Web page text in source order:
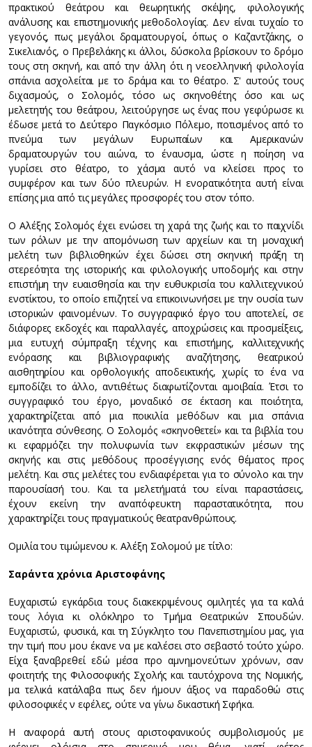
πρακτικού θεάτρου και θεωρητικής σκέψης, φιλολογικής
ανάλυσης και επιστημονικής μεθοδολογίας. Δεν είναι τυχαίο το
γεγονός, πως μεγάλοι δραματουργοί, όπως ο Καζαντζάκης, ο
Σικελιανός, ο Πρεβελάκης κι άλλοι, δύσκολα βρίσκουν το δρόμο
τους στη σκηνή, και από την άλλη ότι η νεοελληνική φιλολογία
σπάνια ασχολείται με το δράμα και το θέατρο. Σ' αυτούς τους
διχασμούς, ο Σολομός, τόσο ως σκηνοθέτης όσο και ως
μελετητής του θεάτρου, λειτούργησε ως ένας που γεφύρωσε κι
έδωσε μετά το Δεύτερο Παγκόσμιο Πόλεμο, ποτισμένος από το
πνεύμα των μεγάλων Ευρωπαίων και Αμερικανών
δραματουργών του αιώνα, το έναυσμα, ώστε η ποίηση να
γυρίσει στο θέατρο, το χάσμα αυτό να κλείσει προς το
συμφέρον και των δύο πλευρών. Η ενορατικότητα αυτή είναι
επίσης μια από τις μεγάλες προσφορές του στον τόπο.
Ο Αλέξης Σολομός έχει ενώσει τη χαρά της ζωής και το παιχνίδι
των ρόλων με την απομόνωση των αρχείων και τη μοναχική
μελέτη των βιβλιοθηκών έχει δώσει στη σκηνική πράξη τη
στερεότητα της ιστορικής και φιλολογικής υποδομής και στην
επιστήμη την ευαισθησία και την ευθυκρισία του καλλιτεχνικού
ενστίκτου, το οποίο επιζητεί να επικοινωνήσει με την ουσία των
ιστορικών φαινομένων. Το συγγραφικό έργο του αποτελεί, σε
διάφορες εκδοχές και παραλλαγές, αποχρώσεις και προσμείξεις,
μια ευτυχή σύμπραξη τέχνης και επιστήμης, καλλιτεχνικής
ενόρασης και βιβλιογραφικής αναζήτησης, θεατρικού
αισθητηρίου και ορθολογικής αποδεικτικής, χωρίς το ένα να
εμποδίζει το άλλο, αντιθέτως διαφωτίζονται αμοιβαία. Έτσι το
συγγραφικό του έργο, μοναδικό σε έκταση και ποιότητα,
χαρακτηρίζεται από μια ποικιλία μεθόδων και μια σπάνια
ικανότητα σύνθεσης. Ο Σολομός «σκηνοθετεί» και τα βιβλία του
κι εφαρμόζει την πολυφωνία των εκφραστικών μέσων της
σκηνής και στις μεθόδους προσέγγισης ενός θέματος προς
μελέτη. Και στις μελέτες του ενδιαφέρεται για το σύνολο και την
παρουσίασή του. Και τα μελετήματά του είναι παραστάσεις,
έχουν εκείνη την αναπόφευκτη παραστατικότητα, που
χαρακτηρίζει τους πραγματικούς θεατρανθρώπους.
Ομιλία του τιμώμενου κ. Αλέξη Σολομού με τίτλο:
Σαράντα χρόνια Αριστοφάνης
Ευχαριστώ εγκάρδια τους διακεκριμένους ομιλητές για τα καλά
τους λόγια κι ολόκληρο το Τμήμα Θεατρικών Σπουδών.
Ευχαριστώ, φυσικά, και τη Σύγκλητο του Πανεπιστημίου μας, για
την τιμή που μου έκανε να με καλέσει στο σεβαστό τούτο χώρο.
Είχα ξαναβρεθεί εδώ μέσα προ αμνημονεύτων χρόνων, σαν
φοιτητής της Φιλοσοφικής Σχολής και ταυτόχρονα της Νομικής,
μα τελικά κατάλαβα πως δεν ήμουν άξιος να παραδοθώ στις
φιλοσοφικές ν εφέλες, ούτε να γίνω δικαστική Σφήκα.
Η αναφορά αυτή στους αριστοφανικούς συμβολισμούς με